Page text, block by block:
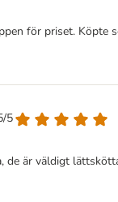
för priset. Köpte
5
de är väldigt